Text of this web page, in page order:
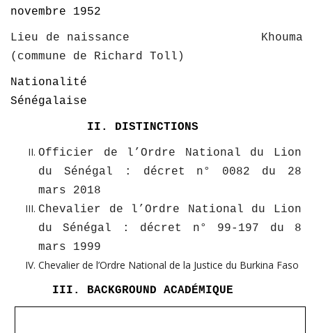
novembre 1952
Lieu de naissance Khouma
(commune de Richard Toll)
Nationalité
Sénégalaise
II. DISTINCTIONS
Officier de l’Ordre National du Lion
du Sénégal : décret n° 0082 du 28
mars 2018
Chevalier de l’Ordre National du Lion
du Sénégal : décret n° 99-197 du 8
mars 1999
Chevalier de l’Ordre National de la Justice du Burkina Faso
III. BACKGROUND ACADÉMIQUE